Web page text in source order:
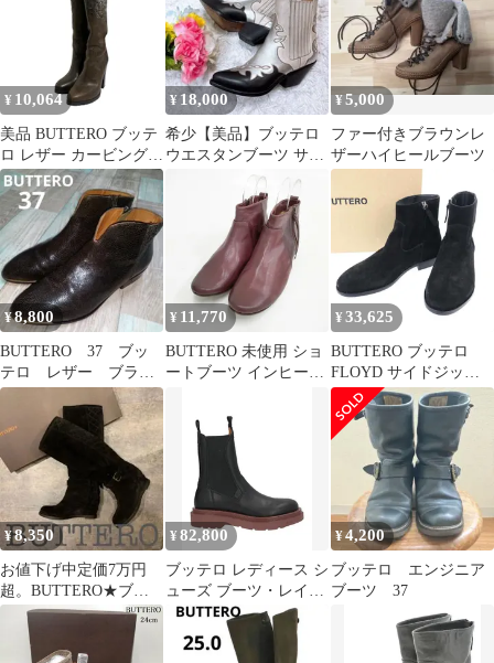
¥ 10,064
美品 BUTTERO ブッテ
ロ レザー カービング加
工 ハイヒール ロングブ
ーツ サイズ37 24cm相
当 ブラウン レディース
古着 中古 USED
¥ 18,000
希少【美品】ブッテロ
ウエスタンブーツ サイ
ドゴア 本革 イタリア製
¥5,000
ファー付きブラウンレ
ザーハイヒールブーツ
¥8,800
BUTTERO 37 ブッ
テロ レザー ブラウ
ン ブーティー サイ
ドジップ
¥ 11,770
BUTTERO 未使用 ショ
ートブーツ インヒール
イズ39 ブーツ ボルドー
レディース ブッテロ
【中古】6-0224G◎
¥ 33,625
BUTTERO ブッテロ
FLOYD サイドジップ
スウェードレザーブー
ツ B9170GORH-HC ブ
ラック 39
¥8,350
お値下げ中定価7万円
超。BUTTERO★ブッ
テロ★ロングブーツ ス
ウェード 35
¥82,800
ブッテロ レディース シ
ューズ ブーツ・レイン
ブーツ ショートブーツ
BUTTERO Black ブラッ
¥4,200
ブッテロ エンジニア
ブーツ 37